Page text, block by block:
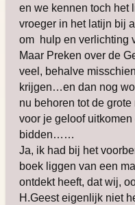
en we kennen toch het
vroeger in het latijn bij
om hulp en verlichting
Maar Preken over de
veel, behalve
krijgen…en dan nog
nu behoren tot de
voor je geloof
bidden……
Ja, ik had bij het
boek liggen van een
ontdekt heeft, dat wij,
H.Geest eigenlijk niet